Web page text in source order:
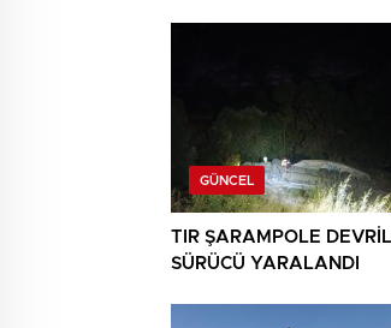
GÜNCEL
TIR ŞARAMPOLE
SÜRÜCÜ YARALANDI